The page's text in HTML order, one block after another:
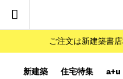
ご注文は新建築書
新建築 住宅特集 a+u